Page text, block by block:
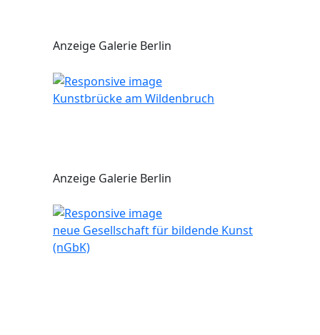
Anzeige Galerie Berlin
Kunstbrücke am Wildenbruch
Anzeige Galerie Berlin
neue Gesellschaft für bildende Kunst
(nGbK)